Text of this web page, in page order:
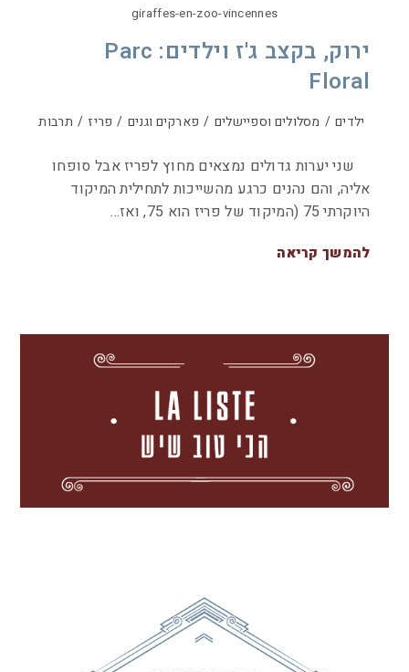
giraffes-en-zoo-vincennes
ירוק, בקצב ג'ז וילדים: Parc
Floral
ילדים / מסלולים וספיישלים / פארקים וגנים / פריז / תרבות
שני יערות גדולים נמצאים מחוץ לפריז אבל סופחו
אליה, והם נהנים כרגע מהשייכות לתחילית המיקוד
היוקרתי 75 (המיקוד של פריז הוא 75, ואז…
להמשך קריאה